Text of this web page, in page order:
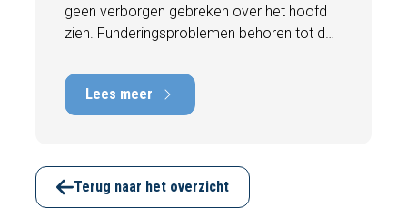
geen verborgen gebreken over het hoofd
zien. Funderingsproblemen behoren tot de
kan hebben, met herstelkosten die kunnen
oplopen tot tienduizenden euro's. Gelukkig
zijn er tijdens een bezichtiging vaak al
funderingsschade of verzakkingen. In dit
artikel bespreken we zeven belangrijke
kenmerken waarop u kunt letten voordat u
Lees meer
Terug naar het overzicht